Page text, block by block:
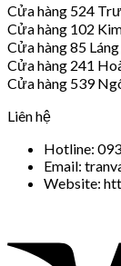
Cửa hàng 524
Cửa hàng 102
Cửa hàng 85
Cửa hàng 241
Cửa hàng 539
Liên hệ
Hotline:
Email:
Website: